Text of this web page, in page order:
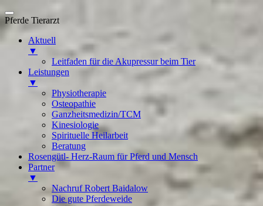
Skip
to
content
Pferde Tierarzt
Aktuell
▼
Leitfaden für die Akupressur beim Tier
Leistungen
▼
Physiotherapie
Osteopathie
Ganzheitsmedizin/TCM
Kinesiologie
Spirituelle Heilarbeit
Beratung
Rosengütl- Herz-Raum für Pferd und Mensch
Partner
▼
Nachruf Robert Baidalow
Die gute Pferdeweide